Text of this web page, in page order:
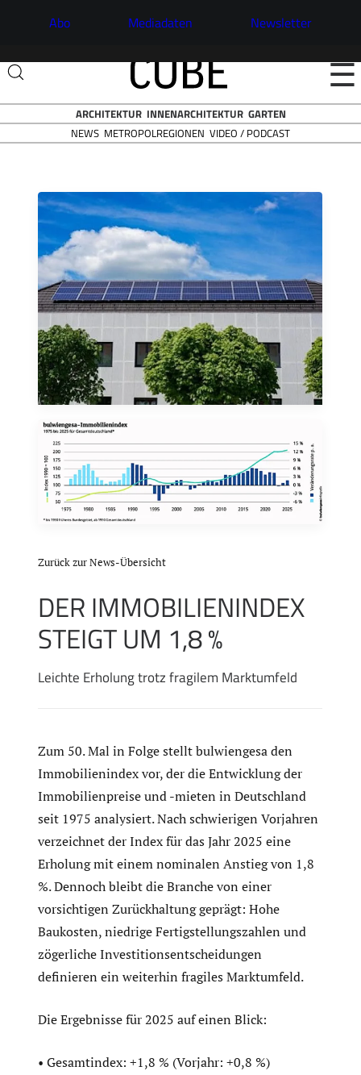
Abo Mediadaten Newsletter
☰
ARCHITEKTUR INNENARCHITEKTUR GARTEN
NEWS METROPOLREGIONEN VIDEO / PODCAST
Zurück zur News-Übersicht
DER IMMOBILIENINDEX
STEIGT UM 1,8 %
Leichte Erholung trotz fragilem Marktumfeld
Zum 50. Mal in Folge stellt bulwiengesa den
Immobilienindex vor, der die Entwicklung der
Immobilienpreise und -mieten in Deutschland
seit 1975 analysiert. Nach schwierigen Vorjahren
verzeichnet der Index für das Jahr 2025 eine
Erholung mit einem nominalen Anstieg von 1,8
%. Dennoch bleibt die Branche von einer
vorsichtigen Zurückhaltung geprägt: Hohe
Baukosten, niedrige Fertigstellungszahlen und
zögerliche Investitionsentscheidungen
definieren ein weiterhin fragiles Marktumfeld.
Die Ergebnisse für 2025 auf einen Blick:
• Gesamtindex: +1,8 % (Vorjahr: +0,8 %)